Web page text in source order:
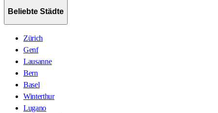
Beliebte Städte
Zürich
Genf
Lausanne
Bern
Basel
Winterthur
Lugano